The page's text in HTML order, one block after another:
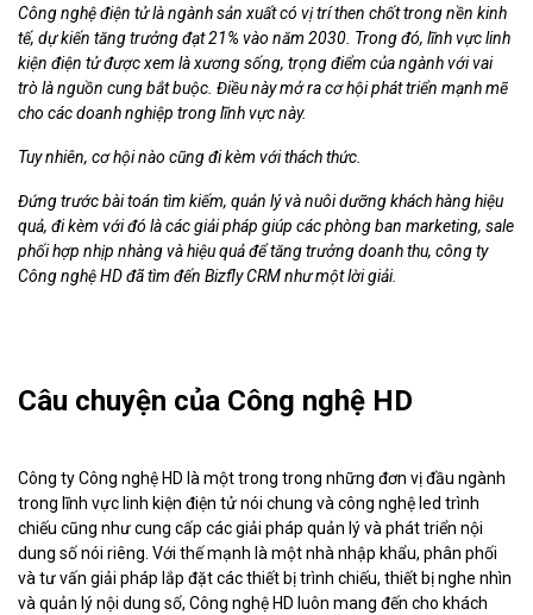
Công nghệ điện tử là ngành sản xuất có vị trí then chốt trong nền kinh
tế, dự kiến tăng trưởng đạt 21% vào năm 2030. Trong đó, lĩnh vực linh
kiện điện tử được xem là xương sống, trọng điểm của ngành với vai
trò là nguồn cung bắt buộc. Điều này mở ra cơ hội phát triển mạnh mẽ
cho các doanh nghiệp trong lĩnh vực này.
Tuy nhiên, cơ hội nào cũng đi kèm với thách thức.
Đứng trước bài toán tìm kiếm, quản lý và nuôi dưỡng khách hàng hiệu
quả, đi kèm với đó là các giải pháp giúp các phòng ban marketing, sale
phối hợp nhịp nhàng và hiệu quả để tăng trưởng doanh thu, công ty
Công nghệ HD đã tìm đến Bizfly CRM như một lời giải.
Câu chuyện của Công nghệ HD
Công ty Công nghệ HD là một trong trong những đơn vị đầu ngành
trong lĩnh vực linh kiện điện tử nói chung và công nghệ led trình
chiếu cũng như cung cấp các giải pháp quản lý và phát triển nội
dung số nói riêng. Với thế mạnh là một nhà nhập khẩu, phân phối
và tư vấn giải pháp lắp đặt các thiết bị trình chiếu, thiết bị nghe nhìn
và quản lý nội dung số, Công nghệ HD luôn mang đến cho khách